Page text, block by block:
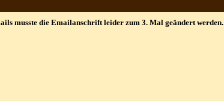
musste die Emailanschrift leider zum 3. Mal geändert werden.